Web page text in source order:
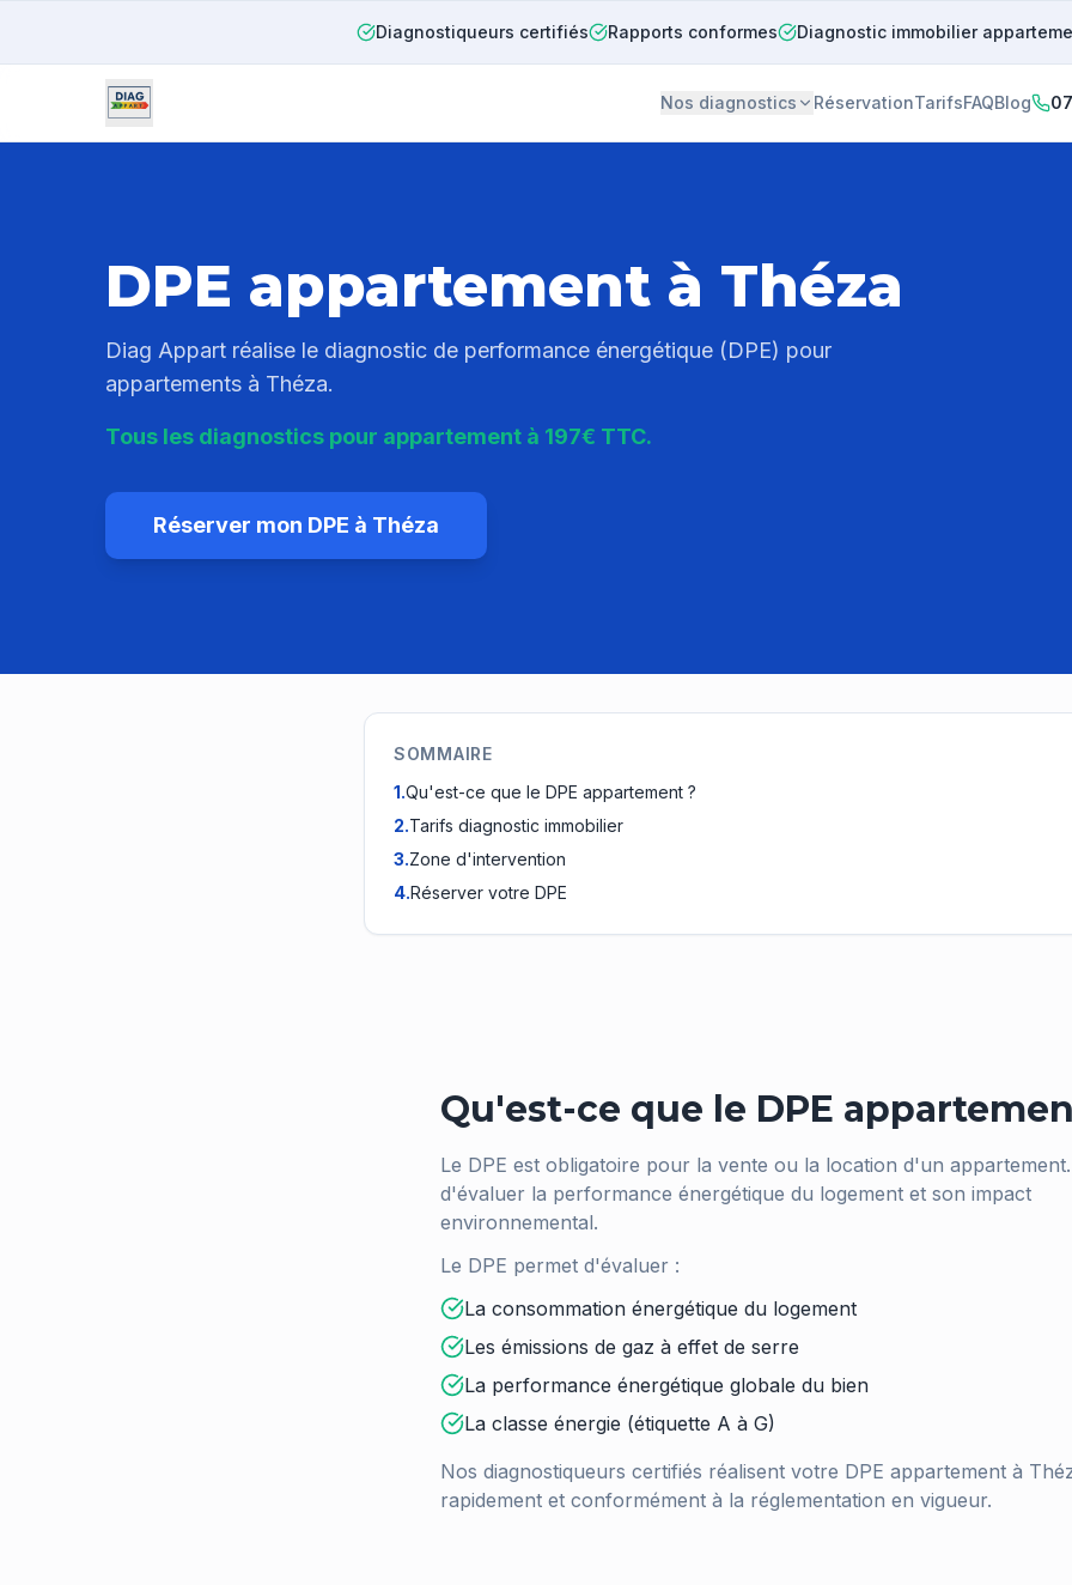
Diagnostiqueurs certifiés Rapports conformes Diagnostic immobilier
Nos diagnostics RéservationTarifsFAQBlog
DPE appartement à Théza
Diag Appart réalise le diagnostic de performance énergétique (DPE) pour
appartements à Théza.
Tous les diagnostics pour appartement à 197€ TTC.
Réserver mon DPE à Théza
SOMMAIRE
1.Qu'est-ce que le DPE appartement ?
2.Tarifs diagnostic immobilier
3.Zone d'intervention
4.Réserver votre DPE
Qu'est-ce que le DPE
Le DPE est obligatoire pour la vente ou la location d'un
d'évaluer la performance énergétique du logement et son impact
environnemental.
Le DPE permet d'évaluer :
La consommation énergétique du logement
Les émissions de gaz à effet de serre
La performance énergétique globale du bien
La classe énergie (étiquette A à G)
Nos diagnostiqueurs certifiés réalisent votre DPE appartement à
rapidement et conformément à la réglementation en vigueur.